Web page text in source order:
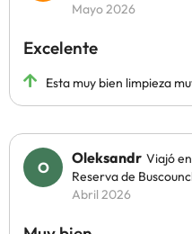
Mayo 2026
Excelente
Esta muy bien limpieza
Oleksandr Viajó
Reserva de
Abril 2026